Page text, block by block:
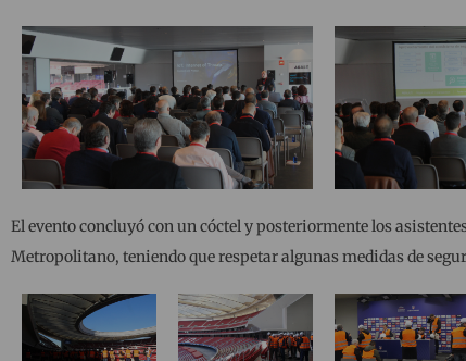
El evento concluyó con un cóctel y posteriormente los
Metropolitano, teniendo que respetar algunas medidas de